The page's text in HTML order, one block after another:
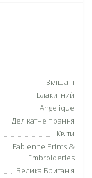
Змішані
Блакитний
Angelique
Делікатне прання
Квіти
Fabienne Prints &
Embroideries
Велика Британія